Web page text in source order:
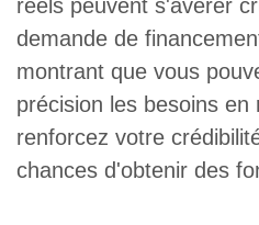
réels peuvent s'avérer
demande de
montrant que vous
précision les besoins
renforcez votre
chances d'obtenir des